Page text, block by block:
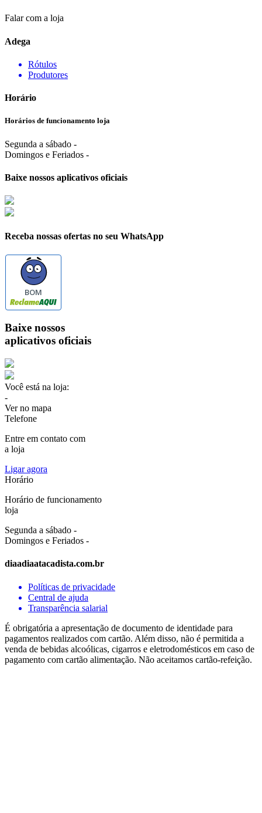
Falar com a loja
Adega
Rótulos
Produtores
Horário
Horários de funcionamento loja
Segunda a sábado -
Domingos e Feriados -
Baixe nossos aplicativos oficiais
Receba nossas ofertas no seu WhatsApp
BOM
Baixe nossos
aplicativos oficiais
Você está na loja:
-
Ver no mapa
Telefone
Entre em contato com
a loja
Ligar agora
Horário
Horário de funcionamento
loja
Segunda a sábado -
Domingos e Feriados -
diaadiaatacadista.com.br
Políticas de privacidade
Central de ajuda
Transparência salarial
É obrigatória a apresentação de documento de identidade para
pagamentos realizados com cartão. Além disso, não é permitida a
venda de bebidas alcoólicas, cigarros e eletrodomésticos em caso de
pagamento com cartão alimentação. Não aceitamos cartão-refeição.